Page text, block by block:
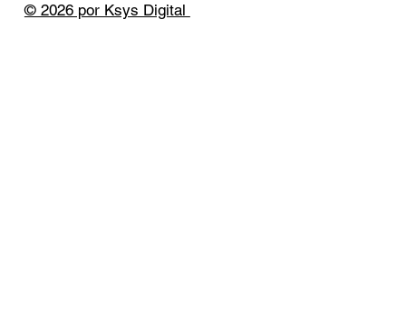
© 2026 por Ksys Digital